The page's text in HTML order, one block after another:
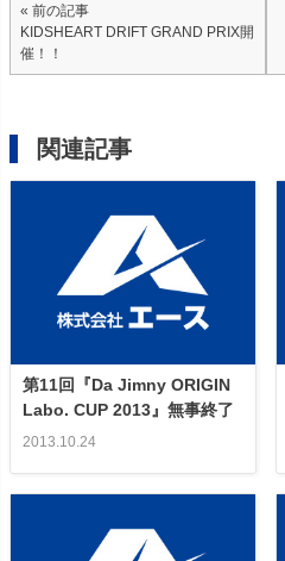
« 前の記事
KIDSHEART DRIFT GRAND PRIX開
催！！
関連記事
第11回『Da Jimny ORIGIN
Labo. CUP 2013』無事終了
2013.10.24